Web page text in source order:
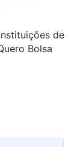
de
Bolsa